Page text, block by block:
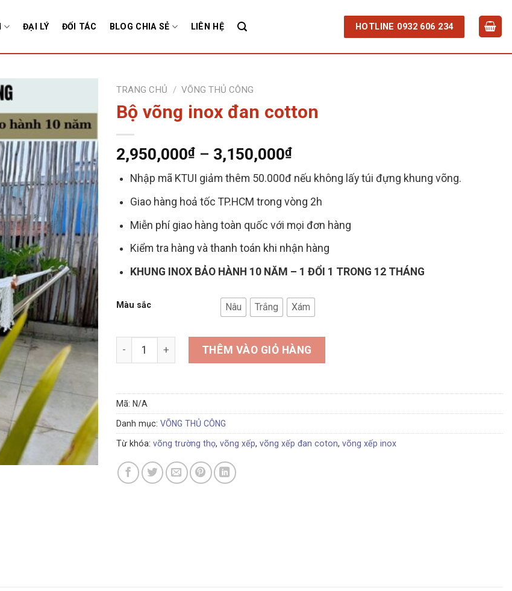
ĐẠI LÝ ĐỐI TÁC BLOG CHIA SẺ LIÊN HỆ HOTLINE 0932 606 234
TRANG CHỦ / VÕNG THỦ CÔNG
Bộ võng inox đan cotton
2,950,000₫ – 3,150,000₫
Nhập mã KTUI giảm thêm 50.000đ nếu không lấy túi đựng khung võng.
Giao hàng hoả tốc TP.HCM trong vòng 2h
Miễn phí giao hàng toàn quốc với mọi đơn hàng
Kiểm tra hàng và thanh toán khi nhận hàng
KHUNG INOX BẢO HÀNH 10 NĂM – 1 ĐỔI 1 TRONG 12 THÁNG
Màu sắc Nâu Trắng Xám
Bộ võng inox đan cotton số lượng
THÊM VÀO GIỎ HÀNG
Mã: N/A
Danh mục: VÕNG THỦ CÔNG
Từ khóa: võng trường thọ, võng xếp, võng xếp đan coton, võng xếp inox